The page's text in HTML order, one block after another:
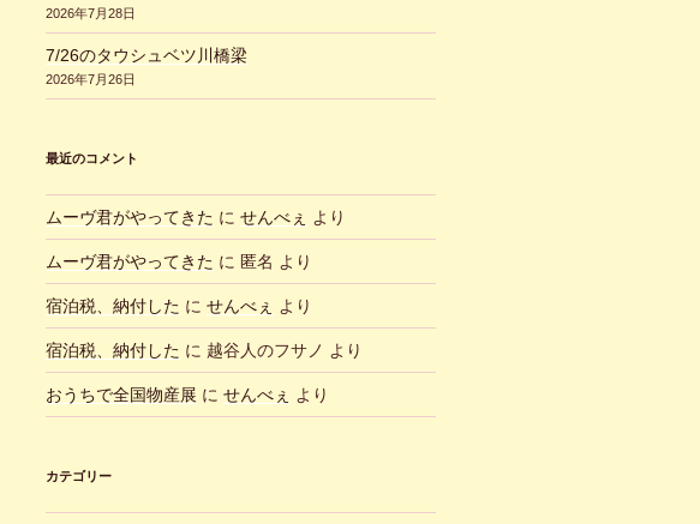
2026年7月28日
7/26のタウシュベツ川橋梁
2026年7月26日
最近のコメント
ムーヴ君がやってきた に せんべぇ より
ムーヴ君がやってきた に 匿名 より
宿泊税、納付した に せんべぇ より
宿泊税、納付した に 越谷人のフサノ より
おうちで全国物産展 に せんべぇ より
カテゴリー